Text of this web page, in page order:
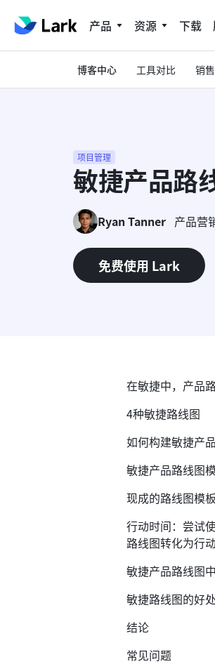
产品 资源 下载
博客中心 工具对比 销
项目管理
敏捷产品路
Ryan Tanner 产品营
免费使用 Lark
在敏捷中，产品
4种敏捷路线图
如何构建敏捷产
敏捷产品路线图
现成的路线图模板
行动时间：尝试
路线图转化为行动
敏捷产品路线图
敏捷路线图的好处
结论
常见问题